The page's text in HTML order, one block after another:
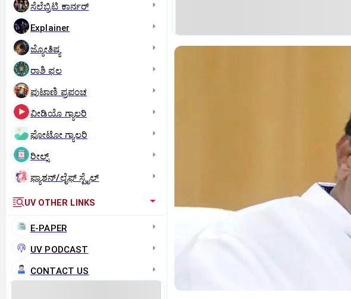
ಸೆಲೆಬ್ರಿಟಿ ಕಾರ್ನರ್‌
Explainer
ಜ್ಯೋತಿಷ್ಯ
ರಾಶಿ ಫಲ
ಪುಟಾಣಿ ಪ್ರಪಂಚ
ವೀಡಿಯೊ ಗ್ಯಾಲರಿ
ಫೋಟೋ ಗ್ಯಾಲರಿ
ರೀಲ್ಸ್
ಫ್ಯಾಶನ್/ಲೈಫ್‌ ಸ್ಟೈಲ್
UV OTHER LINKS
E-PAPER
UV PODCAST
CONTACT US